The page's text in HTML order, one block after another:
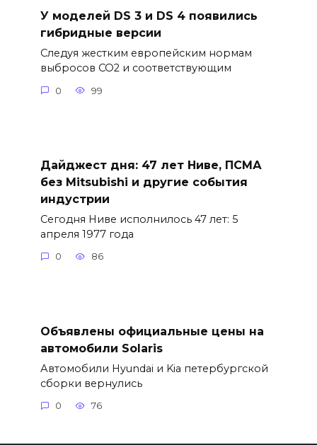
У моделей DS 3 и DS 4 появились
гибридные версии
Следуя жестким европейским нормам
выбросов CO2 и соответствующим
0 99
Дайджест дня: 47 лет Ниве, ПСМА
без Mitsubishi и другие события
индустрии
Сегодня Ниве исполнилось 47 лет: 5
апреля 1977 года
0 86
Объявлены официальные цены на
автомобили Solaris
Автомобили Hyundai и Kia петербургской
сборки вернулись
0 76